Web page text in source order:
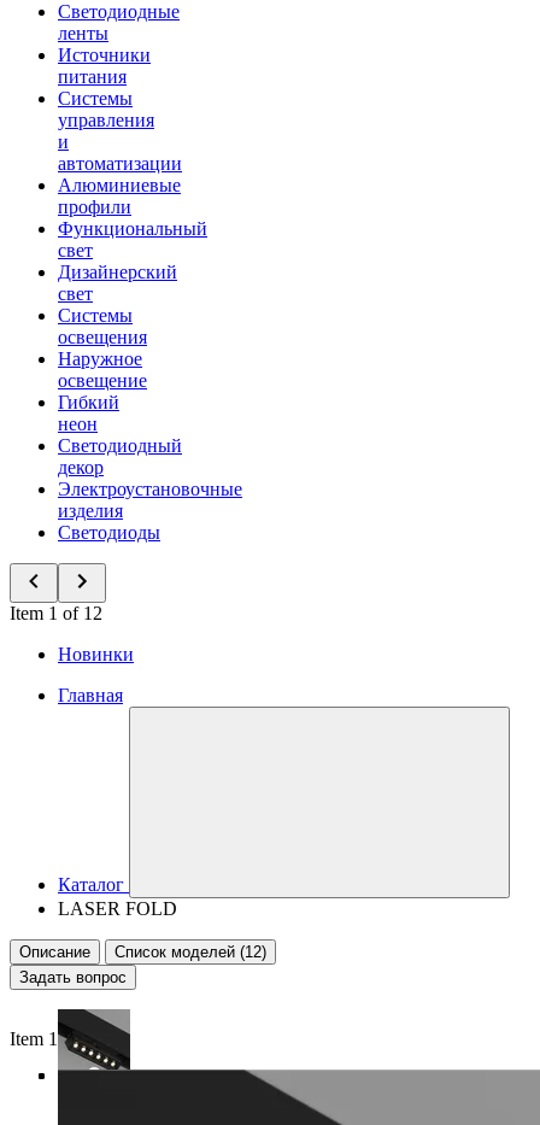
Светодиодные
ленты
Источники
питания
Системы
управления
и
автоматизации
Алюминиевые
профили
Функциональный
свет
Дизайнерский
свет
Системы
освещения
Наружное
освещение
Гибкий
неон
Светодиодный
декор
Электроустановочные
изделия
Светодиоды
Item 1 of 12
Новинки
Главная
Каталог
LASER FOLD
Описание
Список моделей (12)
Задать вопрос
Item 1 of 4